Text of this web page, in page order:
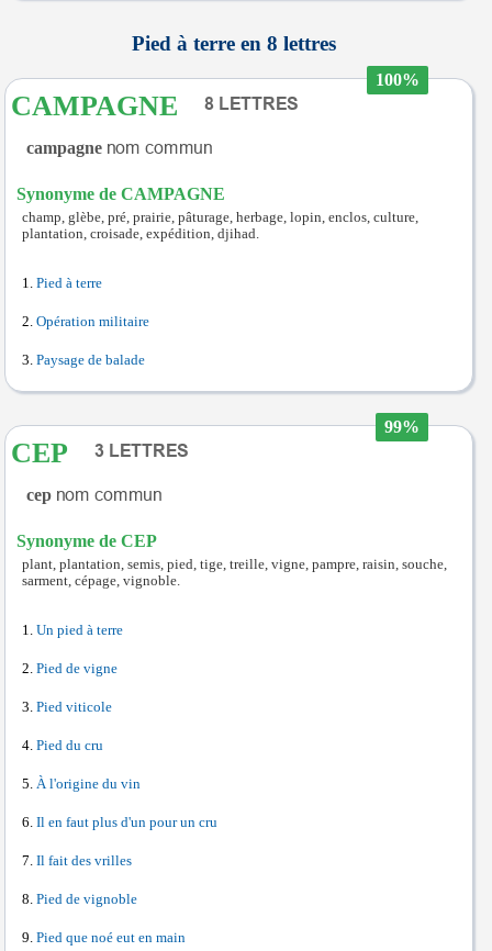
Pied à terre en 8 lettres
100%
CAMPAGNE
campagne
Synonyme de CAMPAGNE
champ, glèbe, pré, prairie, pâturage, herbage, lopin, enclos, culture,
plantation, croisade, expédition, djihad.
Pied à terre
Opération militaire
Paysage de balade
99%
CEP
cep
Synonyme de CEP
plant, plantation, semis, pied, tige, treille, vigne, pampre, raisin, souche,
sarment, cépage, vignoble.
Un pied à terre
Pied de vigne
Pied viticole
Pied du cru
À l'origine du vin
Il en faut plus d'un pour un cru
Il fait des vrilles
Pied de vignoble
Pied que noé eut en main